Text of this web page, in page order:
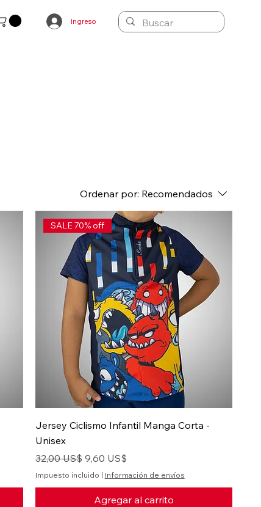
Ingreso
Ordenar por: Recomendados
SALE 70% off
Jersey Ciclismo Infantil Manga Corta -
Unisex
Precio
32,00 US$ Precio de oferta
9,60 US$
Impuesto incluido | Información de envíos
Agregar al carrito